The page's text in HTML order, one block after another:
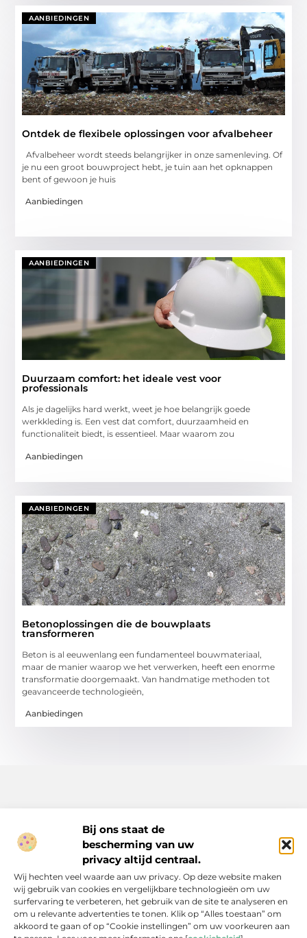
Bij ons staat de
bescherming van uw
privacy altijd centraal.
Wij hechten veel waarde aan uw privacy. Op deze website maken
wij gebruik van cookies en vergelijkbare technologieën om uw
surfervaring te verbeteren, het gebruik van de site te analyseren en
om u relevante advertenties te tonen. Klik op “Alles toestaan” om
akkoord te gaan of op “Cookie instellingen” om uw voorkeuren aan
AANBIEDINGEN
Ontdek de flexibele oplossingen voor afvalbeheer
Afvalbeheer wordt steeds belangrijker in onze samenleving. Of
je nu een groot bouwproject hebt, je tuin aan het opknappen
bent of gewoon je huis
Aanbiedingen
AANBIEDINGEN
Duurzaam comfort: het ideale vest voor
professionals
Als je dagelijks hard werkt, weet je hoe belangrijk goede
werkkleding is. Een vest dat comfort, duurzaamheid en
functionaliteit biedt, is essentieel. Maar waarom zou
Aanbiedingen
AANBIEDINGEN
Betonoplossingen die de bouwplaats
transformeren
Beton is al eeuwenlang een fundamenteel bouwmateriaal,
maar de manier waarop we het verwerken, heeft een enorme
transformatie doorgemaakt. Van handmatige methoden tot
geavanceerde technologieën,
Aanbiedingen
Inspiratie, tips en verhalen voor elk moment.
Ontdek een breed scala aan artikelen en blogs die je dagelijks
leven verrijken, van praktische adviezen tot boeiende verhalen.
Bericht categorie